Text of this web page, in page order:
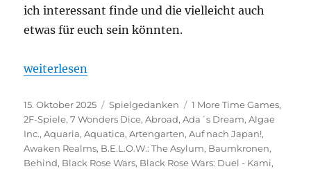
ich interessant finde und die vielleicht auch
etwas für euch sein könnten.
„Spiel 2025 – Eine Vorschau auf die
weiterlesen
Veröffentlicht
am
15. Oktober 2025 Kategorien
Spielgedanken Schlagwörter
1 More Time Games,
2F-Spiele,7 Wonders Dice,Abroad,Ada´s Dream,Algae
Inc.,Aquaria,Aquatica,Artengarten,Auf nach Japan!,
Awaken Realms, B.E.L.O.W.: The Asylum, Baumkronen,
Behind, Black Rose Wars, Black Rose Wars: Duel - Kami,